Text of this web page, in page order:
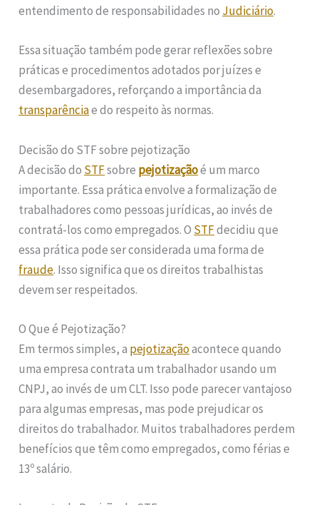
entendimento de responsabilidades no Judiciário.
Essa situação também pode gerar reflexões sobre
práticas e procedimentos adotados por juízes e
desembargadores, reforçando a importância da
transparênciae do respeito às normas.
Decisão do STF sobre pejotização
A decisão do STFsobre pejotizaçãoé um marco
importante. Essa prática envolve a formalização de
trabalhadores como pessoas jurídicas, ao invés de
contratá-los como empregados. O STFdecidiu que
essa prática pode ser considerada uma forma de
fraude. Isso significa que os direitos trabalhistas
devem ser respeitados.
O Que é Pejotização?
Em termos simples, a pejotizaçãoacontece quando
uma empresa contrata um trabalhador usando um
CNPJ, ao invés de um CLT. Isso pode parecer vantajoso
para algumas empresas, mas pode prejudicar os
direitos do trabalhador. Muitos trabalhadores perdem
benefícios que têm como empregados, como férias e
13º salário.